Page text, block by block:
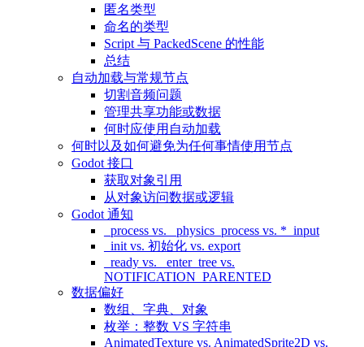
匿名类型
命名的类型
Script 与 PackedScene 的性能
总结
自动加载与常规节点
切割音频问题
管理共享功能或数据
何时应使用自动加载
何时以及如何避免为任何事情使用节点
Godot 接口
获取对象引用
从对象访问数据或逻辑
Godot 通知
_process vs. _physics_process vs. *_input
_init vs. 初始化 vs. export
_ready vs. _enter_tree vs.
NOTIFICATION_PARENTED
数据偏好
数组、字典、对象
枚举：整数 VS 字符串
AnimatedTexture vs. AnimatedSprite2D vs.